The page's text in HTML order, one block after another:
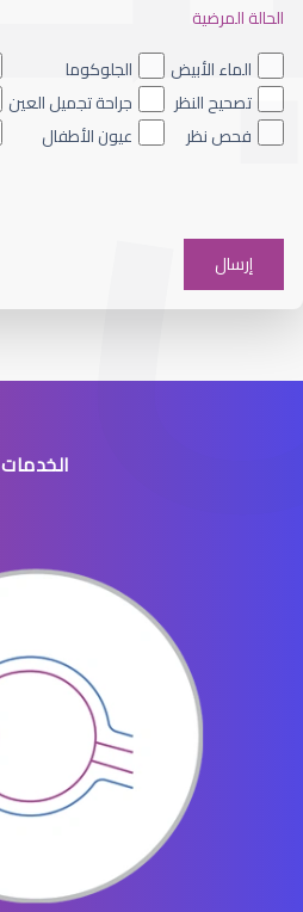
القرنية المخروطية
القرنية والقزحية
الحالة المرضية
الماء الأبيض
الجلوكوما
تصحيح النظر
جراحة تجميل العين
فحص نظر
عيون الأطفال
الخدمات